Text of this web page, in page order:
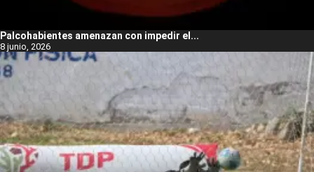
Palcohabientes amenazan con impedir el...
8 junio, 2026